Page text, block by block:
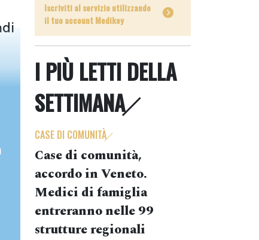
Iscriviti al servizio utilizzando
il tuo account Medikey
I PIÙ LETTI DELLA
SETTIMANA
CASE DI COMUNITÀ
Case di comunità,
accordo in Veneto.
Medici di famiglia
entreranno nelle 99
strutture regionali